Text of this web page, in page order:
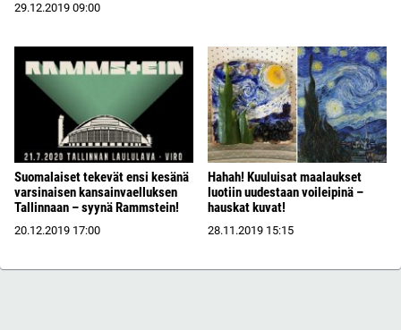
29.12.2019 09:00
Suomalaiset tekevät ensi kesänä
varsinaisen kansainvaelluksen
Tallinnaan – syynä Rammstein!
20.12.2019 17:00
Hahah! Kuuluisat maalaukset
luotiin uudestaan voileipinä –
hauskat kuvat!
28.11.2019 15:15